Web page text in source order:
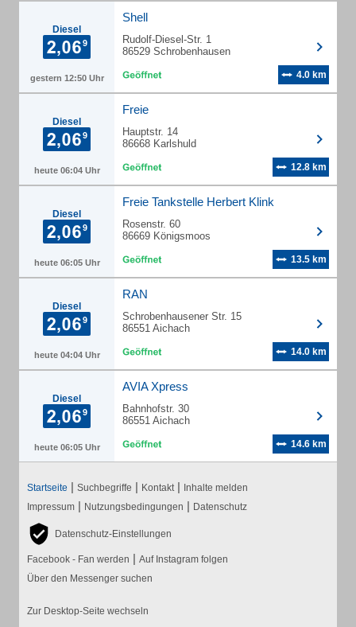
Diesel
gestern 12:50 Uhr
Shell
Rudolf-Diesel-Str. 1
86529 Schrobenhausen
4.0 km
Diesel
heute 06:04 Uhr
Freie
Hauptstr. 14
86668 Karlshuld
12.8 km
Diesel
heute 06:05 Uhr
Freie Tankstelle Herbert Klink
Rosenstr. 60
86669 Königsmoos
13.5 km
Diesel
heute 04:04 Uhr
RAN
Schrobenhausener Str. 15
86551 Aichach
14.0 km
Diesel
heute 06:05 Uhr
AVIA Xpress
Bahnhofstr. 30
86551 Aichach
14.6 km
Startseite | Suchbegriffe | Kontakt | Inhalte melden
Impressum | Nutzungsbedingungen | Datenschutz
Datenschutz-Einstellungen
Facebook - Fan werden | Auf Instagram folgen
Über den Messenger suchen
Zur Desktop-Seite wechseln